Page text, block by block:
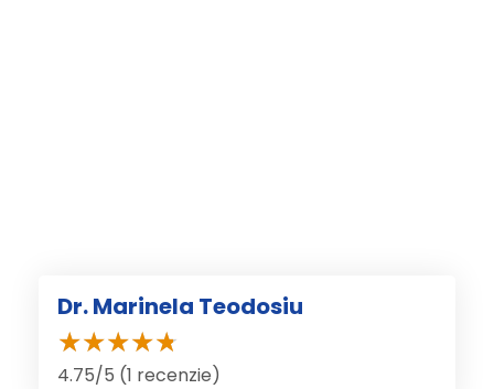
Dr. Marinela Teodosiu
4.75/5 (1 recenzie)